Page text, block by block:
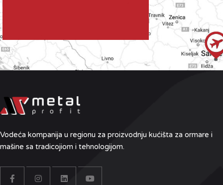
Vodeća kompanija u regionu za proizvodnju kućišta za ormare i
mašine sa tradicojiom i tehnologijom.